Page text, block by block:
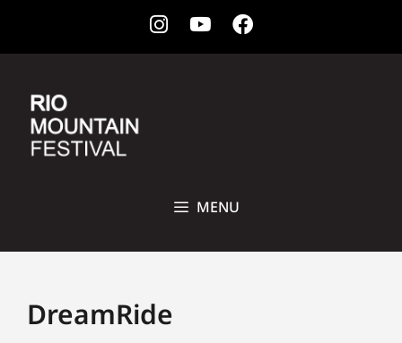
Instagram
YoutubeFacebook
MENU
DreamRide